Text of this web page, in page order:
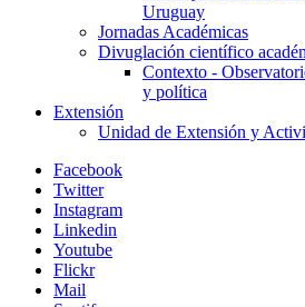
Uruguay
Jornadas Académicas
Divuglación científico
Contexto -
y política
Extensión
Unidad de Extensión y
Facebook
Twitter
Instagram
Linkedin
Youtube
Flickr
Mail